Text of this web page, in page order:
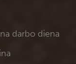
darbo diena